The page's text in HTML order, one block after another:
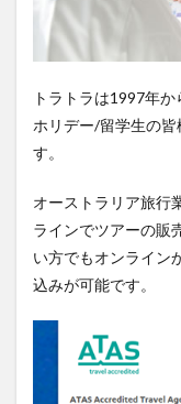
トラトラは1997年
ホリデー/留学生の
す。
オーストラリア旅行
ラインでツアーの販
い方でもオンライン
込みが可能です。